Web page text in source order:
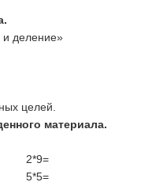
деление»
целей.
материала.